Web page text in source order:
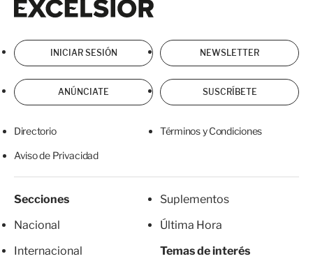
INICIAR SESIÓN NEWSLETTER
ANÚNCIATE SUSCRÍBETE
Directorio Términos y Condiciones
Aviso de Privacidad
Secciones
Nacional
Internacional
Suplementos
Última Hora
Temas de interés